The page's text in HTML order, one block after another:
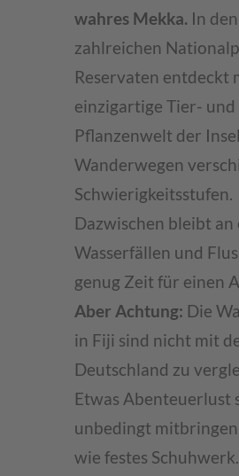
wahres Mekka. In den
zahlreichen
Reservaten entdeckt
einzigartige Tier- und
Pflanzenwelt der
Wanderwegen
Schwierigkeitsstufen.
Dazwischen bleibt an
Wasserfällen und
genug Zeit für einen
Aber Achtung: Die
in Fiji sind nicht mit
Deutschland zu
Etwas Abenteuerlust
unbedingt mitbringen
wie festes